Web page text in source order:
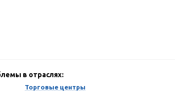
в отраслях:
Торговые центры